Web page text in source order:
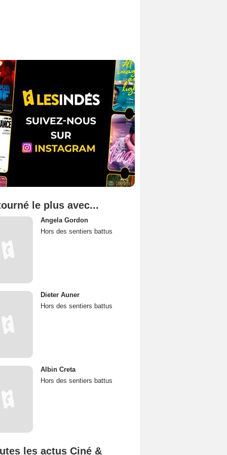
le plus avec...
Angela Gordon
Hors des sentiers battus
Dieter Auner
Hors des sentiers battus
Albin Creta
Hors des sentiers battus
les actus Ciné &